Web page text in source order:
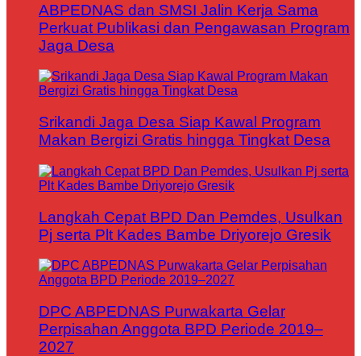
ABPEDNAS dan SMSI Jalin Kerja Sama
Perkuat Publikasi dan Pengawasan Program
Jaga Desa
Srikandi Jaga Desa Siap Kawal Program
Makan Bergizi Gratis hingga Tingkat Desa
Langkah Cepat BPD Dan Pemdes, Usulkan
Pj serta Plt Kades Bambe Driyorejo Gresik
DPC ABPEDNAS Purwakarta Gelar
Perpisahan Anggota BPD Periode 2019–
2027